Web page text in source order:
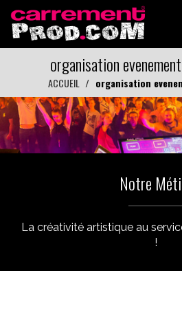
organisation
ACCUEIL organisation
Notre
La créativité artistique au
!